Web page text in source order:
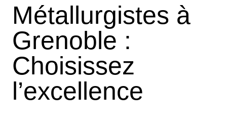
Métallurgistes à
Grenoble :
Choisissez
l’excellence